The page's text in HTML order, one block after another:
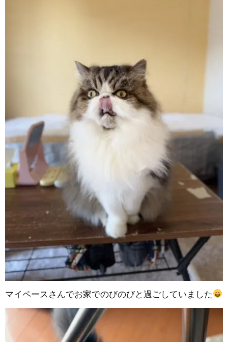
マイペースさんでお家でのびのびと過ごしていました